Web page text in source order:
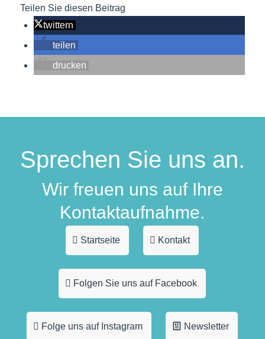
Teilen Sie diesen Beitrag
twittern
teilen
drucken
Sprechen Sie uns an.
Wir freuen uns auf Ihre
Kontaktaufnahme.
Startseite Kontakt
Folgen Sie uns auf Facebook
Folge uns auf Instagram Newsletter